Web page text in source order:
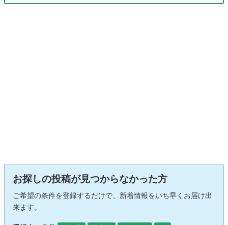
お探しの投稿が見つからなかった方
ご希望の条件を登録するだけで、新着情報をいち早くお届け出
来ます。